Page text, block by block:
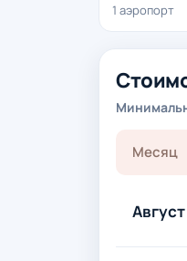
1 аэропорт
Месяц
Август